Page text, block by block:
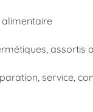
alimentaire
assortis
service,